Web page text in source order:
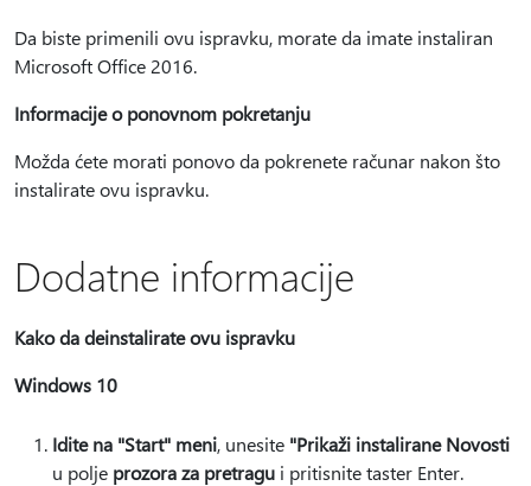
Da biste primenili ovu ispravku, morate da imate instaliran
Microsoft Office 2016.
Informacije o ponovnom pokretanju
Možda ćete morati ponovo da pokrenete računar nakon što
instalirate ovu ispravku.
Dodatne informacije
Kako da deinstalirate ovu ispravku
Windows 10
Idite na "Start" meni, unesite "Prikaži instalirane Novosti
u polje prozora za pretragu i pritisnite taster Enter.